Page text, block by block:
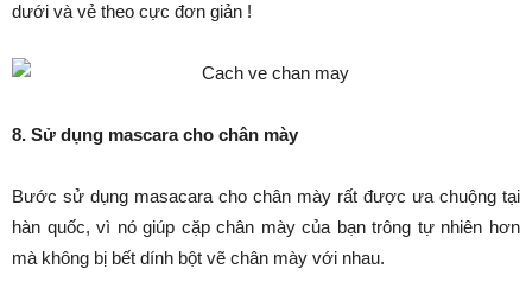
dưới và vẻ theo cực đơn giản !
8. Sử dụng mascara cho chân mày
Bước sử dụng masacara cho chân mày rất được ưa chuộng tại
hàn quốc, vì nó giúp cặp chân mày của bạn trông tự nhiên hơn
mà không bị bết dính bột vẽ chân mày với nhau.